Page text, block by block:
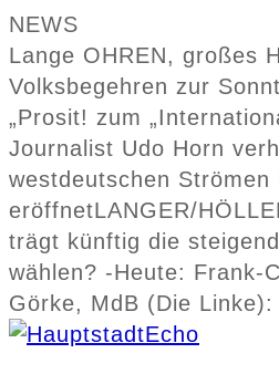
NEWS
Lange OHREN, großes
Volksbegehren zur
„Prosit! zum
Journalist Udo Horn
westdeutschen Strömen
eröffnetLANGER/
trägt künftig die
wählen? -Heute: Frank-
Görke, MdB (Die